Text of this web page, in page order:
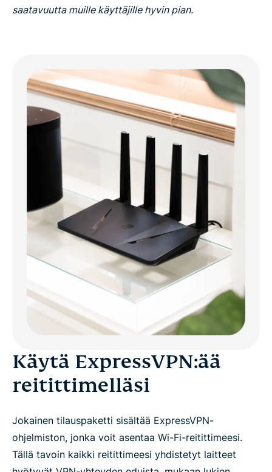
saatavuutta muille käyttäjille hyvin pian.
Käytä ExpressVPN:ää
reitittimelläsi
Jokainen tilauspaketti sisältää ExpressVPN-
ohjelmiston, jonka voit asentaa Wi-Fi-reitittimeesi.
Tällä tavoin kaikki reitittimeesi yhdistetyt laitteet